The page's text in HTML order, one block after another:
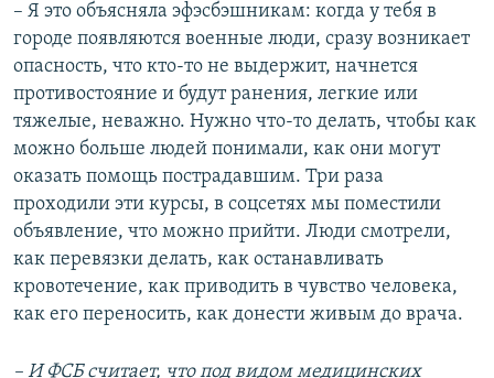
– Я это объясняла эфэсбэшникам: когда у тебя в
городе появляются военные люди, сразу возникает
опасность, что кто-то не выдержит, начнется
противостояние и будут ранения, легкие или
тяжелые, неважно. Нужно что-то делать, чтобы как
можно больше людей понимали, как они могут
оказать помощь пострадавшим. Три раза
проходили эти курсы, в соцсетях мы поместили
объявление, что можно прийти. Люди смотрели,
как перевязки делать, как останавливать
кровотечение, как приводить в чувство человека,
как его переносить, как донести живым до врача.
– И ФСБ считает, что под видом медицинских